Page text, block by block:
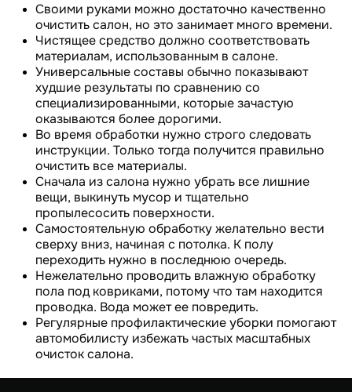
Своими руками можно достаточно качественно
очистить салон, но это занимает много времени.
Чистящее средство должно соответствовать
материалам, использованным в салоне.
Универсальные составы обычно показывают
худшие результаты по сравнению со
специализированными, которые зачастую
оказываются более дорогими.
Во время обработки нужно строго следовать
инструкции. Только тогда получится правильно
очистить все материалы.
Сначала из салона нужно убрать все лишние
вещи, выкинуть мусор и тщательно
пропылесосить поверхности.
Самостоятельную обработку желательно вести
сверху вниз, начиная с потолка. К полу
переходить нужно в последнюю очередь.
Нежелательно проводить влажную обработку
пола под ковриками, потому что там находится
проводка. Вода может ее повредить.
Регулярные профилактические уборки помогают
автомобилисту избежать частых масштабных
очисток салона.